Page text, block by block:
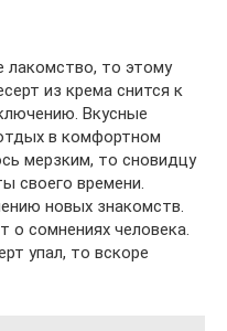
лакомство, то этому
из крема снится к
Вкусные
в комфортном
мерзким, то сновидцу
своего времени.
новых знакомств.
о сомнениях человека.
упал, то вскоре